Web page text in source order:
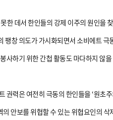
데서 한인들의 강제 이주의 원인을
창 의도가 가시화되면서 소비에트
사하기 위한 간첩 활동도 마다하지 않
력은 여전히 극동의 한인들을 ‘원초
안보를 위협할 수 있는 위협요인의